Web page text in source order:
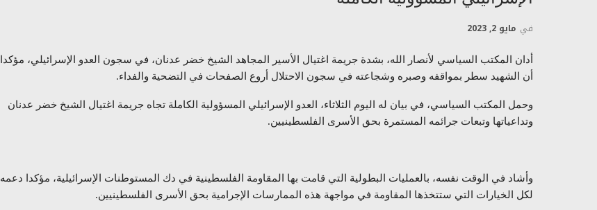
في مايو 2, 2023
أدان المكتب السياسي لأنصار الله، بشدة جريمة اغتيال الأسير المجاهد الشيخ خضر عدنان، في سجون العدو الإسرائيلي، مؤكدا
أن الشهيد سطر بمواقفه وصبره وشجاعته في سجون الاحتلال أروع الصفحات في التضحية والفداء.
وحمل المكتب السياسي، في بيان له اليوم الثلاثاء، العدو الإسرائيلي المسؤولية الكاملة تجاه جريمة اغتيال الشيخ خضر عدنان
وتداعياتها وتبعات جرائمه المستمرة بحق الأسرى الفلسطينيين.
وأشاد في الوقت نفسه، بالعمليات البطولية التي قامت بها المقاومة الفلسطينية في دك المستوطنات الإسرائيلية، مؤكدا دعمه
لكل الخيارات التي ستتخذها المقاومة في مواجهة هذه الممارسات الإجرامية بحق الأسرى الفلسطينيين.